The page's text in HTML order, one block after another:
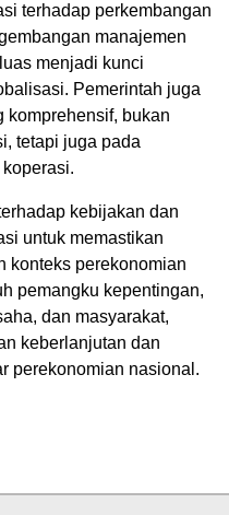
terhadap perkembangan
manajemen
menjadi kunci
Pemerintah juga
komprehensif, bukan
tetapi juga pada
kebijakan dan
untuk memastikan
konteks perekonomian
pemangku kepentingan,
dan masyarakat,
keberlanjutan dan
perekonomian nasional.